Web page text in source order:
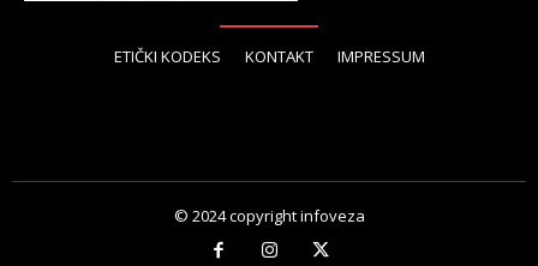
ETIČKI KODEKS KONTAKT IMPRESSUM
© 2024 copyright infoveza